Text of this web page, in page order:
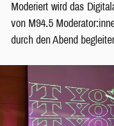
Moderiert wird das
von M94.5
durch den Abend